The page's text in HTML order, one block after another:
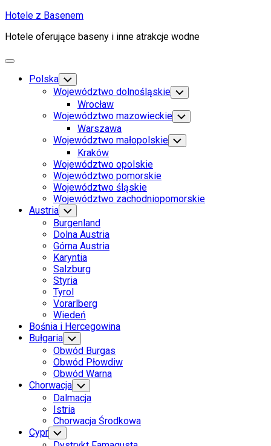
Skip
content
Hotele z Basenem
Hotele oferujące baseny i inne atrakcje wodne
Expand
Polska Toggle
Child
Menu
Województwo dolnośląskie Toggle
Child
Menu
Wrocław
Województwo mazowieckie Toggle
Child
Menu
Warszawa
Województwo małopolskie Toggle
Child
Kraków
Województwo opolskie
Województwo pomorskie
Województwo śląskie
Województwo zachodniopomorskie
Austria Toggle
Child
Menu
Burgenland
Dolna Austria
Górna Austria
Karyntia
Salzburg
Styria
Tyrol
Vorarlberg
Wiedeń
Bośnia i Hercegowina
Bułgaria Toggle
Child
Menu
Obwód Burgas
Obwód Płowdiw
Obwód Warna
Chorwacja Toggle
Child
Menu
Dalmacja
Istria
Chorwacja Środkowa
Cypr Toggle
Child